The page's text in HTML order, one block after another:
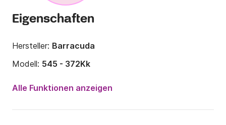
Eigenschaften
Hersteller: Barracuda
Modell: 545 - 372Kk
Alle Funktionen anzeigen